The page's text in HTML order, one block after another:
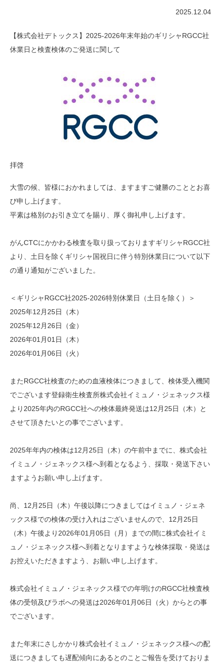
2025.12.04
【株式会社デトックス】2025-2026年末年始のギリシャRGCC社
休業日と検査検体のご発送に関して
拝啓
大雪の候、皆様におかれましては、ますますご健勝のこととお喜
び申し上げます。
平素は格別のお引き立てを賜り、厚く御礼申し上げます。
がんCTCにかかわる検査を取り扱っておりますギリシャRGCC社
より、土日を除くギリシャ国祝日に伴う特別休業日について以下
の通り通知がございました。
＜ギリシャRGCC社2025-2026特別休業日（土日を除く）＞
2025年12月25日（木）
2025年12月26日（金）
2026年01月01日（木）
2026年01月06日（火）
またRGCC社検査のための血液検体につきまして、検体受入機関
でございます登録衛生検査所株式会社イミュノ・ジェネックス様
より2025年内のRGCC社への検体最終発送は12月25日（木）と
させて頂きたいとの事でございます。
2025年年内の検体は12月25日（木）の午前中までに、株式会社
イミュノ・ジェネックス様へ到着となるよう、採取・発送下さい
ますようお願い申し上げます。
尚、12月25日（木）午後以降につきましてはイミュノ・ジェネ
ックス様での検体の受け入れはございませんので、12月25日
（木）午後より2026年01月05日（月）までの間に株式会社イミ
ュノ・ジェネックス様へ到着となりますような検体採取・発送は
お控えいただきますよう、お願い申し上げます。
株式会社イミュノ・ジェネックス様での年明けのRGCC社検査検
体の受領及びラボへの発送は2026年01月06日（火）からとの事
でございます。
また年末にさしかかり株式会社イミュノ・ジェネックス様への配
送につきましても遅配傾向にあるとのことご報告を受けておりま